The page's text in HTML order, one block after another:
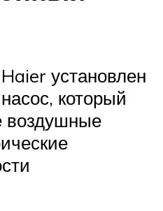
установлен
который
воздушные